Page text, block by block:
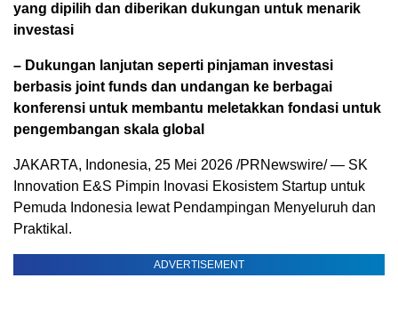
yang dipilih dan diberikan dukungan untuk menarik
investasi
– Dukungan lanjutan seperti pinjaman investasi
berbasis joint funds dan undangan ke berbagai
konferensi untuk membantu meletakkan fondasi untuk
pengembangan skala global
JAKARTA, Indonesia, 25 Mei 2026 /PRNewswire/ — SK
Innovation E&S Pimpin Inovasi Ekosistem Startup untuk
Pemuda Indonesia lewat Pendampingan Menyeluruh dan
Praktikal.
ADVERTISEMENT